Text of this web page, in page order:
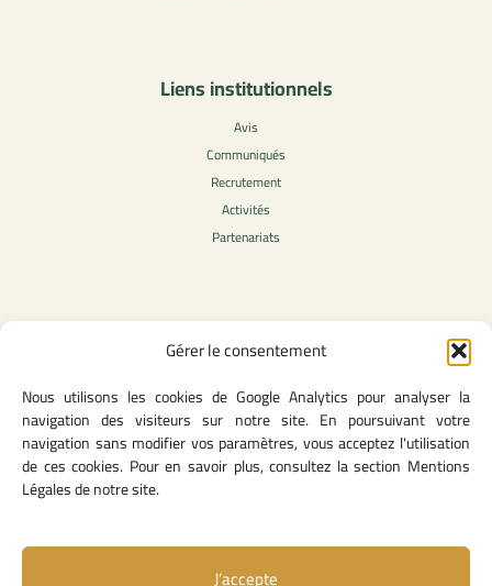
Gérer le consentement
Nous utilisons les cookies de Google Analytics pour analyser la
navigation des visiteurs sur notre site. En poursuivant votre
navigation sans modifier vos paramètres, vous acceptez l'utilisation
de ces cookies. Pour en savoir plus, consultez la section Mentions
Légales de notre site.
J’accepte
Liens institutionnels
Avis
Communiqués
Recrutement
Activités
Partenariats
Contenu légale
CGU
Mentions légales
Politique des cookies
Lien utiles